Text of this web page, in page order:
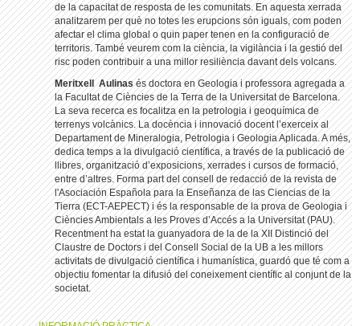
de la capacitat de resposta de les comunitats. En aquesta xerrada
analitzarem per què no totes les erupcions són iguals, com poden
afectar el clima global o quin paper tenen en la configuració de
territoris. També veurem com la ciència, la vigilància i la gestió del
risc poden contribuir a una millor resiliència davant dels volcans.
Meritxell Aulinasés doctora en Geologia i professora agregada a
la Facultat de Ciències de la Terra de la Universitat de Barcelona.
La seva recerca es focalitza en la petrologia i geoquímica de
terrenys volcànics. La docència i innovació docent l’exerceix al
Departament de Mineralogia, Petrologia i Geologia Aplicada. A més,
dedica temps a la divulgació científica, a través de la publicació de
llibres, organització d’exposicions, xerrades i cursos de formació,
entre d’altres. Forma part del consell de redacció de la revista de
l'Asociación Española para la Enseñanza de las Ciencias de la
Tierra (ECT-AEPECT) i és la responsable de la prova de Geologia i
Ciències Ambientals a les Proves d’Accés a la Universitat (PAU).
Recentment ha estat la guanyadora de la de la XII Distinció del
Claustre de Doctors i del Consell Social de la UB a les millors
activitats de divulgació científica i humanística, guardó que té com a
objectiu fomentar la difusió del coneixement científic al conjunt de la
societat.